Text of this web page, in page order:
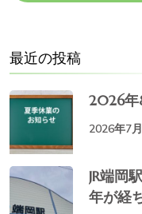
最近の投稿
2026年
2026年7
JR端岡
年が経